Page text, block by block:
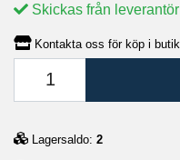
Skickas från leverantör
Kontakta oss för köp i butik.
Lagersaldo: 2